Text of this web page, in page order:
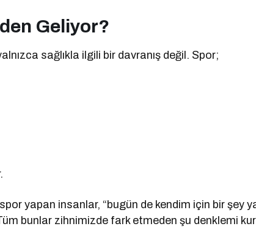
Geliyor?
sağlıkla ilgili bir davranış değil. Spor;
yapan insanlar, “bugün de kendim için bir şey
bunlar zihnimizde fark etmeden şu denklemi